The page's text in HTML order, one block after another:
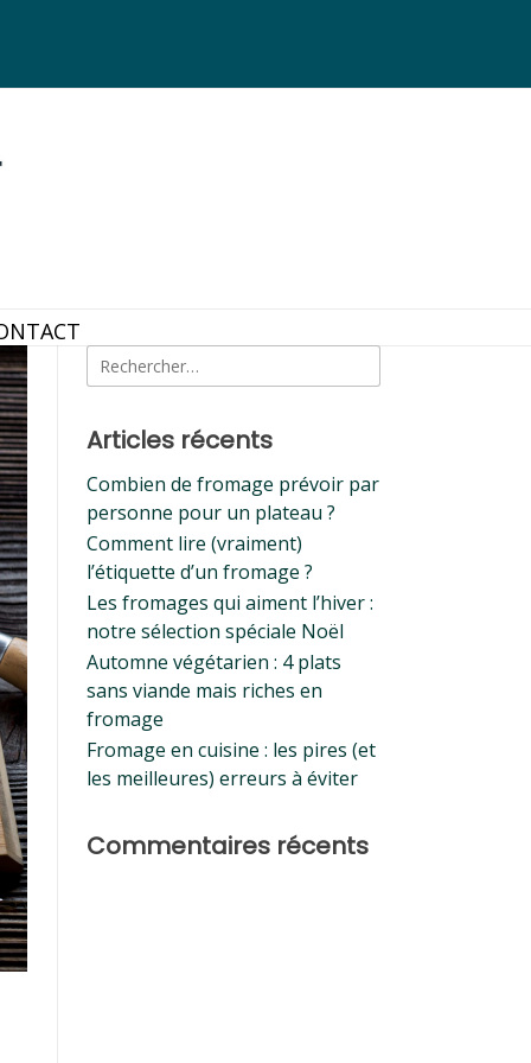
Rechercher :
Articles récents
Combien de fromage prévoir par
personne pour un plateau ?
Comment lire (vraiment)
l’étiquette d’un fromage ?
Les fromages qui aiment l’hiver :
notre sélection spéciale Noël
Automne végétarien : 4 plats
sans viande mais riches en
fromage
Fromage en cuisine : les pires (et
les meilleures) erreurs à éviter
Commentaires récents